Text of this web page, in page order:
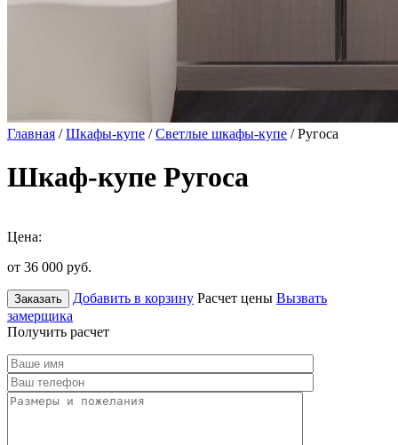
Главная /Шкафы-купе /Светлые шкафы-купе / Ругоса
Шкаф-купе Ругоса
Цена:
от 36 000 руб.
Заказать Добавить в корзину Расчет цены Вызвать
замерщика
Получить расчет